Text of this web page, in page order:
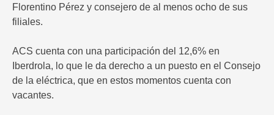
Florentino Pérez y consejero de al menos ocho de sus
filiales.
ACS cuenta con una participación del 12,6% en
Iberdrola, lo que le da derecho a un puesto en el Consejo
de la eléctrica, que en estos momentos cuenta con
vacantes.